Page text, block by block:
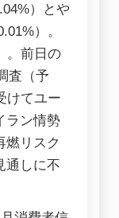
）とや
）。
。前日の
査（予
けてユー
ラン情勢
燃リスク
通しに不